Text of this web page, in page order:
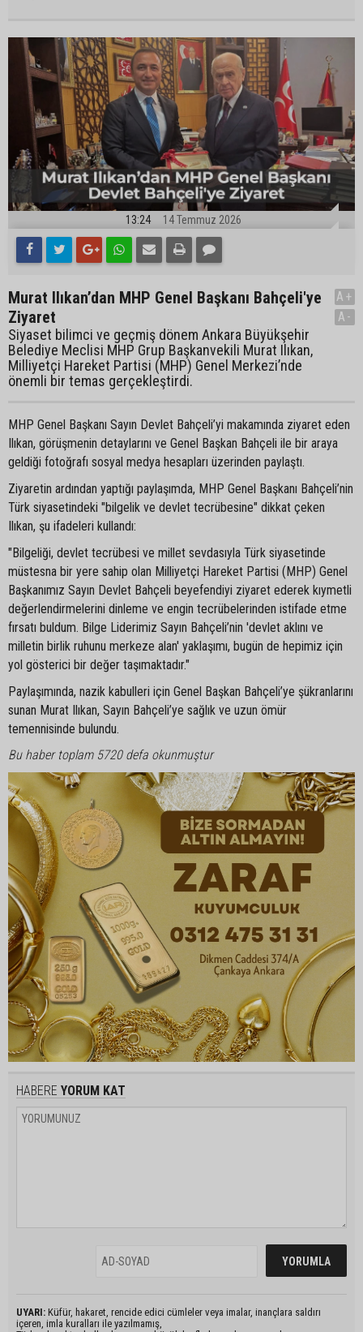
13:24 14 Temmuz 2026
Murat Ilıkan’dan MHP Genel Başkanı Bahçeli'ye
Ziyaret
Siyaset bilimci ve geçmiş dönem Ankara Büyükşehir
Belediye Meclisi MHP Grup Başkanvekili Murat Ilıkan,
Milliyetçi Hareket Partisi (MHP) Genel Merkezi’nde
önemli bir temas gerçekleştirdi.
A+
A-
MHP Genel Başkanı Sayın Devlet Bahçeli’yi makamında ziyaret eden
Ilıkan, görüşmenin detaylarını ve Genel Başkan Bahçeli ile bir araya
geldiği fotoğrafı sosyal medya hesapları üzerinden paylaştı.
Ziyaretin ardından yaptığı paylaşımda, MHP Genel Başkanı Bahçeli’nin
Türk siyasetindeki "bilgelik ve devlet tecrübesine" dikkat çeken
Ilıkan, şu ifadeleri kullandı:
"Bilgeliği, devlet tecrübesi ve millet sevdasıyla Türk siyasetinde
müstesna bir yere sahip olan Milliyetçi Hareket Partisi (MHP) Genel
Başkanımız Sayın Devlet Bahçeli beyefendiyi ziyaret ederek kıymetli
değerlendirmelerini dinleme ve engin tecrübelerinden istifade etme
fırsatı buldum. Bilge Liderimiz Sayın Bahçeli’nin 'devlet aklını ve
milletin birlik ruhunu merkeze alan' yaklaşımı, bugün de hepimiz için
yol gösterici bir değer taşımaktadır."
Paylaşımında, nazik kabulleri için Genel Başkan Bahçeli’ye şükranlarını
sunan Murat Ilıkan, Sayın Bahçeli’ye sağlık ve uzun ömür
temennisinde bulundu.
Bu haber toplam 5720 defa okunmuştur
HABERE YORUM KAT
UYARI: Küfür, hakaret, rencide edici cümleler veya imalar, inançlara saldırı
içeren, imla kuralları ile yazılmamış,